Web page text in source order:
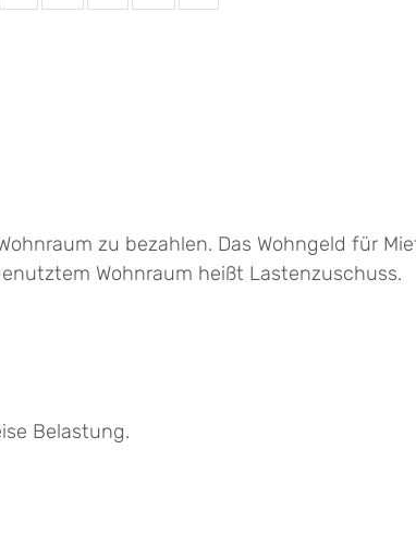
zu bezahlen. Das Wohngeld für
Wohnraum heißt Lastenzuschuss.
Belastung.